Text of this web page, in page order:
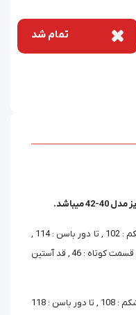
تمام شد
سایز 1 : تا دور سینه : 100-98 , تا دور شکم : 102 , تا دور باسن : 114 ,
تا دور بازو : 30 , قد آستین از سرشونه تا قسمت کوتاه : 46 , قد آستین
سایز 2 : تا دور سینه : 106-104 , تا دور شکم : 108 , تا دور باسن : 118